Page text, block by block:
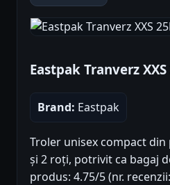
Eastpak Tranverz XXS
Brand: Eastpak
Troler unisex compact din
și 2 roți, potrivit ca bagaj
produs: 4.75/5 (nr.